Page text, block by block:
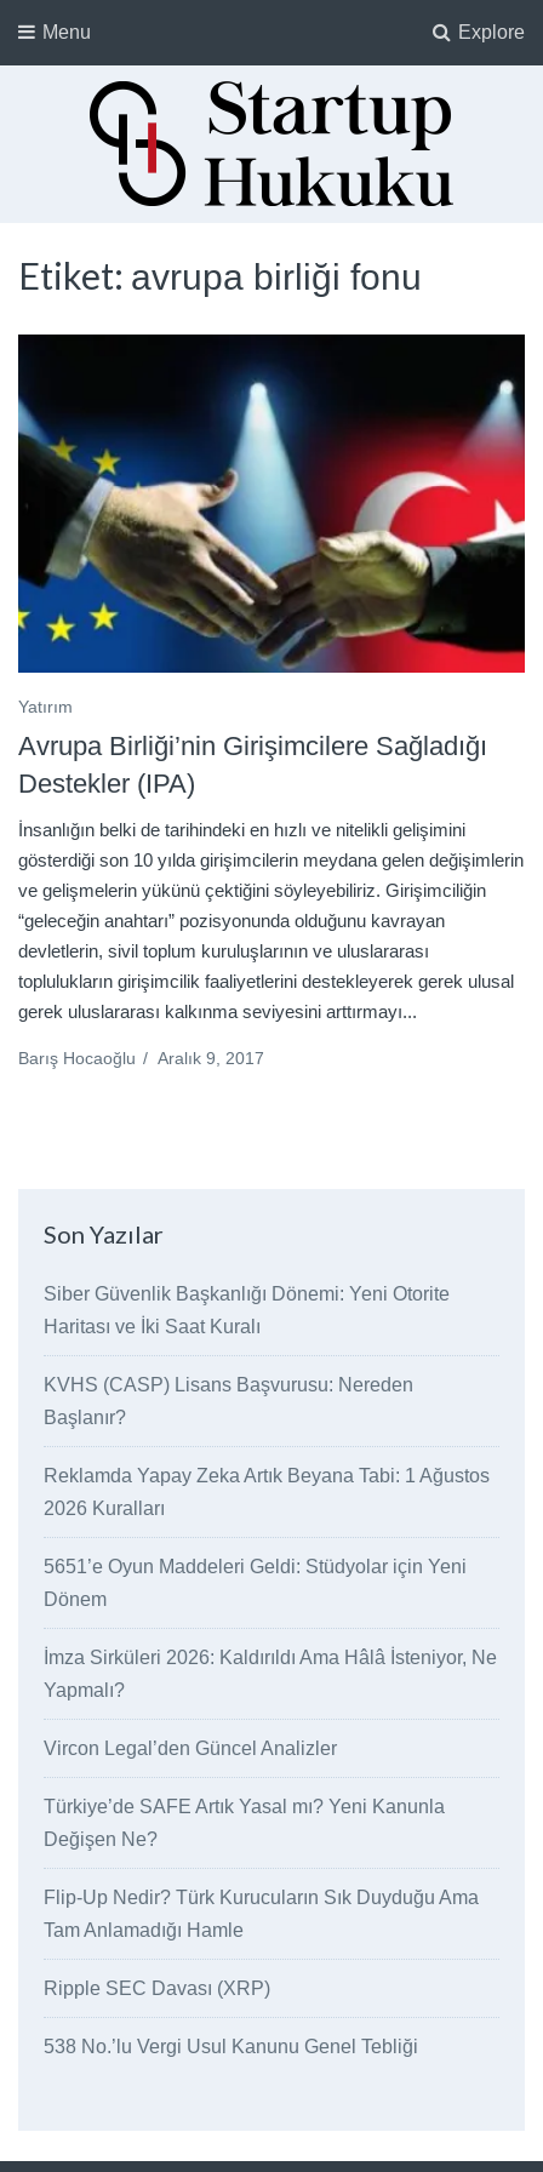
Explore
Menu
Etiket: avrupa birliği fonu
Yatırım
Avrupa Birliği’nin Girişimcilere Sağladığı
Destekler (IPA)
İnsanlığın belki de tarihindeki en hızlı ve nitelikli gelişimini
gösterdiği son 10 yılda girişimcilerin meydana gelen değişimlerin
ve gelişmelerin yükünü çektiğini söyleyebiliriz. Girişimciliğin
“geleceğin anahtarı” pozisyonunda olduğunu kavrayan
devletlerin, sivil toplum kuruluşlarının ve uluslararası
toplulukların girişimcilik faaliyetlerini destekleyerek gerek ulusal
gerek uluslararası kalkınma seviyesini arttırmayı...
Barış Hocaoğlu / Aralık 9, 2017
Son Yazılar
Siber Güvenlik Başkanlığı Dönemi: Yeni Otorite
Haritası ve İki Saat Kuralı
KVHS (CASP) Lisans Başvurusu: Nereden
Başlanır?
Reklamda Yapay Zeka Artık Beyana Tabi: 1 Ağustos
2026 Kuralları
5651’e Oyun Maddeleri Geldi: Stüdyolar için Yeni
Dönem
İmza Sirküleri 2026: Kaldırıldı Ama Hâlâ İsteniyor, Ne
Yapmalı?
Vircon Legal’den Güncel Analizler
Türkiye’de SAFE Artık Yasal mı? Yeni Kanunla
Değişen Ne?
Flip-Up Nedir? Türk Kurucuların Sık Duyduğu Ama
Tam Anlamadığı Hamle
Ripple SEC Davası (XRP)
538 No.’lu Vergi Usul Kanunu Genel Tebliği